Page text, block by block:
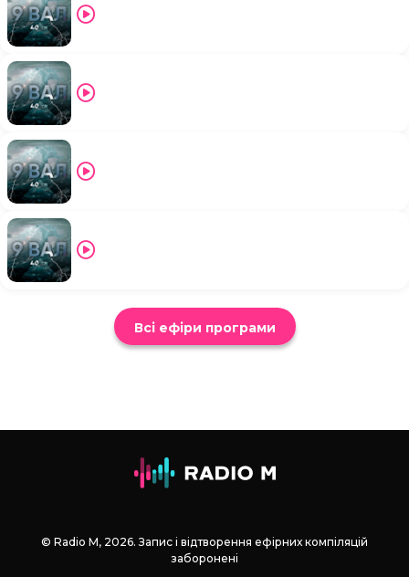
Всі ефіри програми
© Radio М, 2026. Запис і відтворення ефірних компіляцій
заборонені